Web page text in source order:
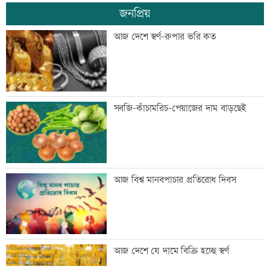
শেখ হাসিনার কক্ষে ঝুলছে শহীদদের
রক্তামাখা জামা
শিশু হত্যায় দুই কিশোরের কারাদন্ড, পাবজি-
ফ্রি ফায়ার সরাতে বিটিআরসিকে নির্দেশ
জনগণের দাবি পৌঁছে দিতেই সচিবালয়ের
সামনে এসেছি: জামায়াত আমীর
গ্যাস সরবরাহ স্বাভাবিক হবে দুই-তিনদিনের
মধ্যে: মন্ত্রী
জনপ্রিয়
আজ দেশে স্বর্ণ-রুপার ভরি কত
সবজি-কাঁচামরিচ-পেয়াজের দাম বাড়ছেই
আজ বিশ্ব মানবপাচার প্রতিরোধ দিবস
আজ দেশে যে দামে বিক্রি হচ্ছে স্বর্ণ